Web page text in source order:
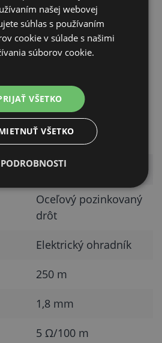
správny výber
dĺžky cievky 250 m,
5 Ω/100 m, pevnosti v
5 kg. Ide o pozinkovaný
vodič pre elektrický
Hodnota
Oceľový pozinkovaný
drôt
Elektrický ohradník
250 m
1,8 mm
5 Ω/100 m
našej webovej
súhlas s používaním
cookie v súlade s našimi
súborov cookie.
VŠETKO
VŠETKO